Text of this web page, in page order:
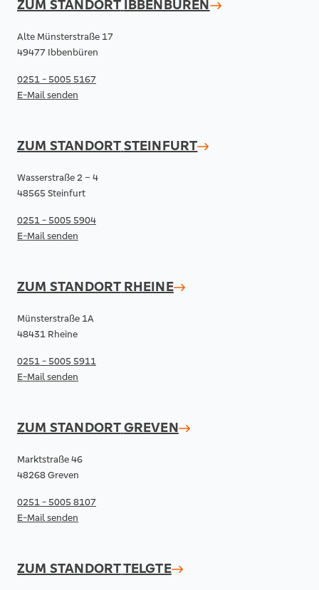
ZUM STANDORT IBBENBÜREN
Alte Münsterstraße 17
49477 Ibbenbüren
0251 - 5005 5167
E-Mail senden
ZUM STANDORTSTEINFURT
Wasserstraße 2 – 4
48565 Steinfurt
0251 - 5005 5904
E-Mail senden
ZUM STANDORT RHEINE
Münsterstraße 1A
48431 Rheine
0251 - 5005 5911
E-Mail senden
ZUM STANDORTGREVEN
Marktstraße 46
48268 Greven
0251 - 5005 8107
E-Mail senden
ZUM STANDORTTELGTE